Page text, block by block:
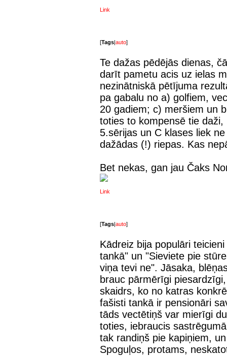
Link
[Tags|auto]
Te dažas pēdējās dienas,
darīt pametu acis uz ielas
nezinātniskā pētījuma
pa gabalu no a) golfiem,
20 gadiem; c) meršiem un
toties to kompensē tie
5.sērijas un C klases liek
dažādas (!) riepas. Kas
Bet nekas, gan jau Čaks
Link
[Tags auto]
Kādreiz bija populāri
tankā" un "Sieviete pie
viņa tevi ne". Jāsaka,
brauc pārmērīgi
skaidrs, ko no katras
fašisti tankā ir pensionāri
tāds vectētiņš var mierīgi
toties, iebraucis
tak randiņš pie kapiņiem,
Spoguļos, protams,